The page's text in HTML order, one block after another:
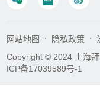
网站地图 隐私政策
Copyright © 2024 上海
ICP备17039589号-1